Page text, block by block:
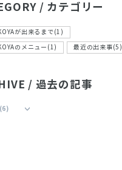
/ カテゴリー
が出来るまで(1)
のメニュー(1)
最近の出来事(5)
/ 過去の記事